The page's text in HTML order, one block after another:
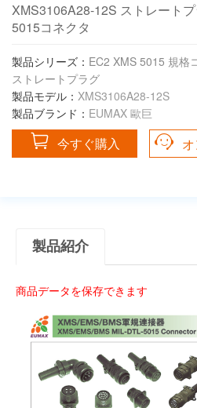
XMS3106A28-12S ストレート
5015コネクタ
製品シリーズ： EC2 XMS 5015 規格
ストレートプラグ
製品モデル： XMS3106A28-12S
製品ブランド： EUMAX 歐巨
今すぐ購入
製品紹介
商品データを保存できます